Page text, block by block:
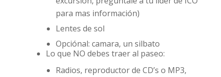
para mas información)
Lentes de sol
Opciónal: camara, un silbato
Lo que NO debes traer al paseo:
Radios, reproductor de CD’s o MP3,